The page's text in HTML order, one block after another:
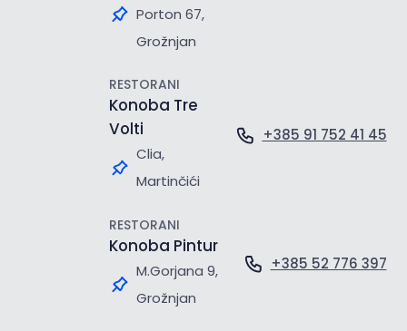
Porton 67,
Grožnjan
RESTORANI
Konoba Tre
Volti
Clia,
Martinčići
+385 91 752 41 45
RESTORANI
Konoba Pintur
M.Gorjana 9,
Grožnjan
+385 52 776 397